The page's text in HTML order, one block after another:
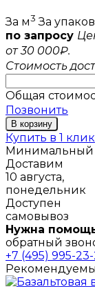
За м3 За
по запросу
от 30 000₽.
Стоимость
Общая
Позвонить
В корзину
Купить в 1 клик
Минимальный
Доставим
10 августа,
понедельник
Доступен
самовывоз
Нужна
обратный
+7 (495) 995-